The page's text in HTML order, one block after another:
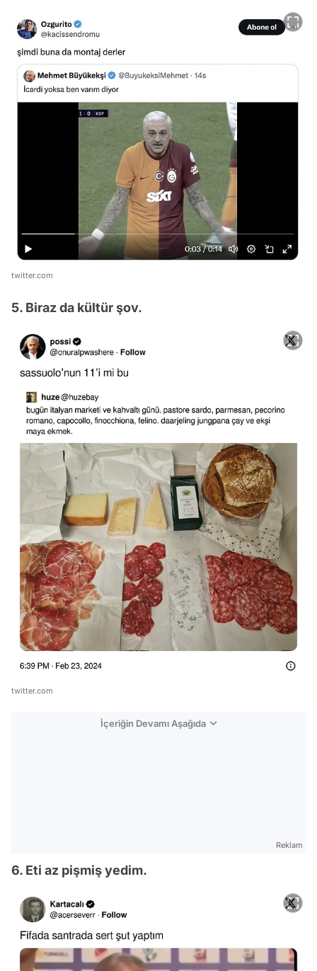
twitter.com
5. Biraz da kültür şov.
twitter.com
İçeriğin Devamı Aşağıda
Reklam
6. Eti az pişmiş yedim.